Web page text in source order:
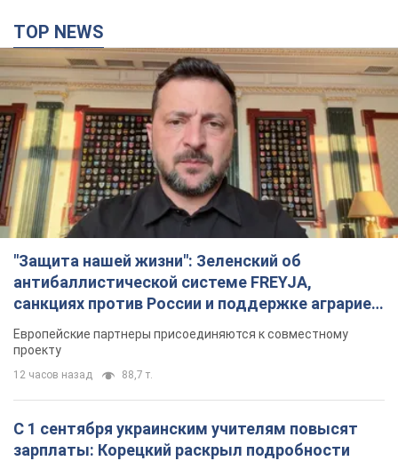
TOP NEWS
"Защита нашей жизни": Зеленский об
антибаллистической системе FREYJA,
санкциях против России и поддержке аграриев.
Видео
Европейские партнеры присоединяются к совместному
проекту
12 часов назад 88,7 т.
С 1 сентября украинским учителям повысят
зарплаты: Корецкий раскрыл подробности